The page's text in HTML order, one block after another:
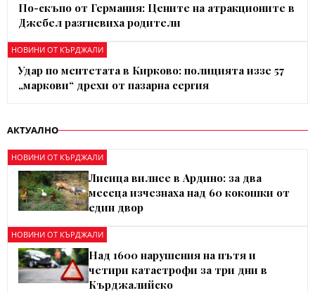
По-скъпо от Германия: Цените на атракционите в
Джебел разгневиха родители
НОВИНИ ОТ КЪРДЖАЛИ
Удар по ментетата в Кирково: полицията иззе 57
„маркови“ дрехи от пазарна сергия
АКТУАЛНО
НОВИНИ ОТ КЪРДЖАЛИ
Лисица вилнее в Ардино: за два
месеца изчезнаха над 60 кокошки от
един двор
НОВИНИ ОТ КЪРДЖАЛИ
Над 1600 нарушения на пътя и
четири катастрофи за три дни в
Кърджалийско